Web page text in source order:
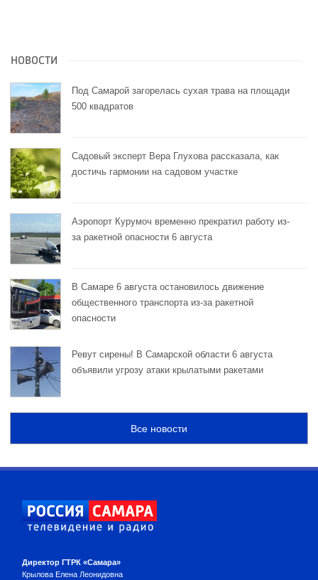
НОВОСТИ
Под Самарой загорелась сухая трава на площади
500 квадратов
Садовый эксперт Вера Глухова рассказала, как
достичь гармонии на садовом участке
Аэропорт Курумоч временно прекратил работу из-
за ракетной опасности 6 августа
В Самаре 6 августа остановилось движение
общественного транспорта из-за ракетной
опасности
Ревут сирены! В Самарской области 6 августа
объявили угрозу атаки крылатыми ракетами
Все новости
Директор ГТРК «Самара»
Крылова Елена Леонидовна